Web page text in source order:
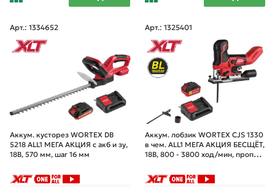
Арт.: 1334652
Аккум. кусторез WORTEX DB
5218 ALL1 МЕГА АКЦИЯ с акб и зу,
18В, 570 мм, шаг 16 мм
Арт.: 1325401
Аккум. лобзик WORTEX CJS 1330
в чем. ALL1 МЕГА АКЦИЯ БЕСЩЁТ,
18В, 800 - 3800 ход/мин, пропил